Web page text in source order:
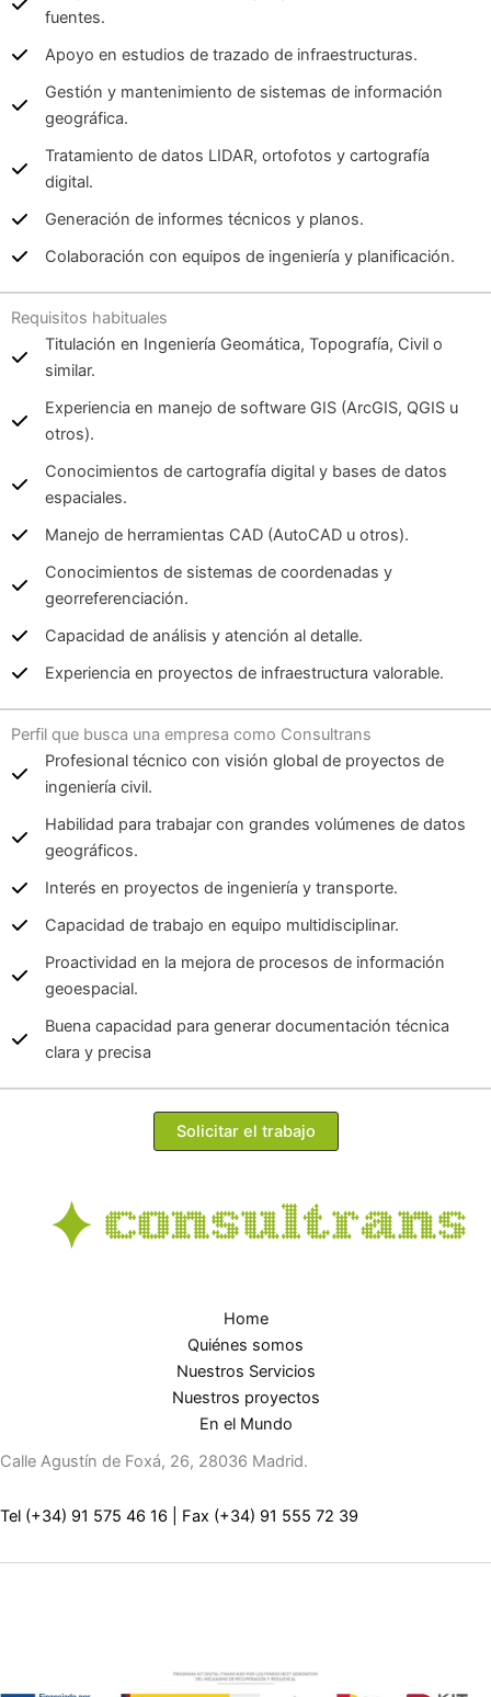
fuentes.
Apoyo en estudios de trazado de infraestructuras.
Gestión y mantenimiento de sistemas de información
geográfica.
Tratamiento de datos LIDAR, ortofotos y cartografía
digital.
Generación de informes técnicos y planos.
Colaboración con equipos de ingeniería y planificación.
Requisitos habituales
Titulación en Ingeniería Geomática, Topografía, Civil o
similar.
Experiencia en manejo de software GIS (ArcGIS, QGIS u
otros).
Conocimientos de cartografía digital y bases de datos
espaciales.
Manejo de herramientas CAD (AutoCAD u otros).
Conocimientos de sistemas de coordenadas y
georreferenciación.
Capacidad de análisis y atención al detalle.
Experiencia en proyectos de infraestructura valorable.
Perfil que busca una empresa como Consultrans
Profesional técnico con visión global de proyectos de
ingeniería civil.
Habilidad para trabajar con grandes volúmenes de datos
geográficos.
Interés en proyectos de ingeniería y transporte.
Capacidad de trabajo en equipo multidisciplinar.
Proactividad en la mejora de procesos de información
geoespacial.
Buena capacidad para generar documentación técnica
clara y precisa
Solicitar el trabajo
Home
Quiénes somos
Nuestros Servicios
Nuestros proyectos
En el Mundo
Calle Agustín de Foxá, 26, 28036 Madrid.
Tel (+34) 91 575 46 16 Fax (+34) 91 555 72 39